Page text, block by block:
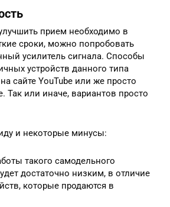
прием необходимо в
сроки, можно попробовать
усилитель сигнала. Способы
устройств данного типа
сайте YouTube или же просто
Так или иначе, вариантов просто
и некоторые минусы:
такого самодельного
достаточно низким, в отличие
которые продаются в